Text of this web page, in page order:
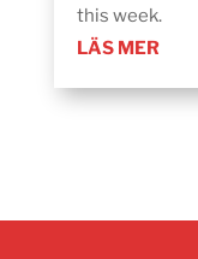
this week.
LÄS MER